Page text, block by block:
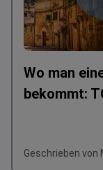
Wo man
bekommt:
Geschrieben von